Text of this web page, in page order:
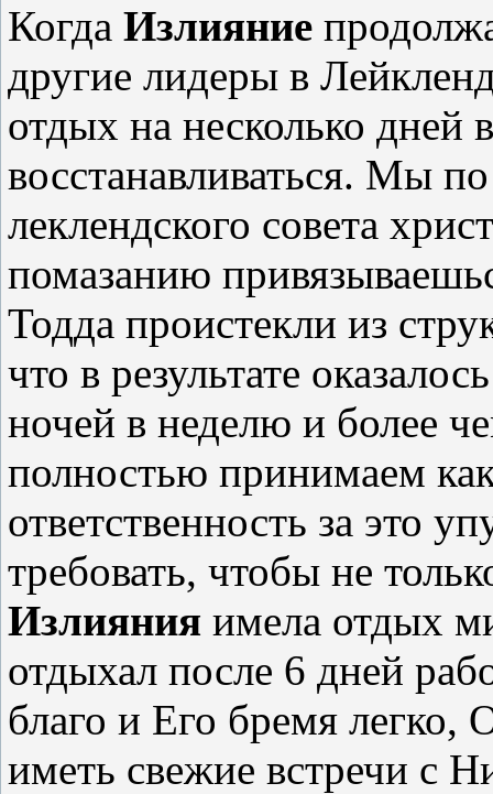
Когда Излияние
другие лидеры в
отдых на несколько дней
восстанавливаться. Мы
леклендского совета
помазанию
Тодда проистекли из
что в результате
ночей в неделю и более
полностью принимаем
ответственность за это
требовать, чтобы не
Излияния имела отдых
отдыхал после 6 дней
благо и Его бремя
иметь свежие встречи с